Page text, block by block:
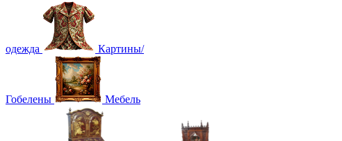
одежда Картины/
Гобелены Мебель